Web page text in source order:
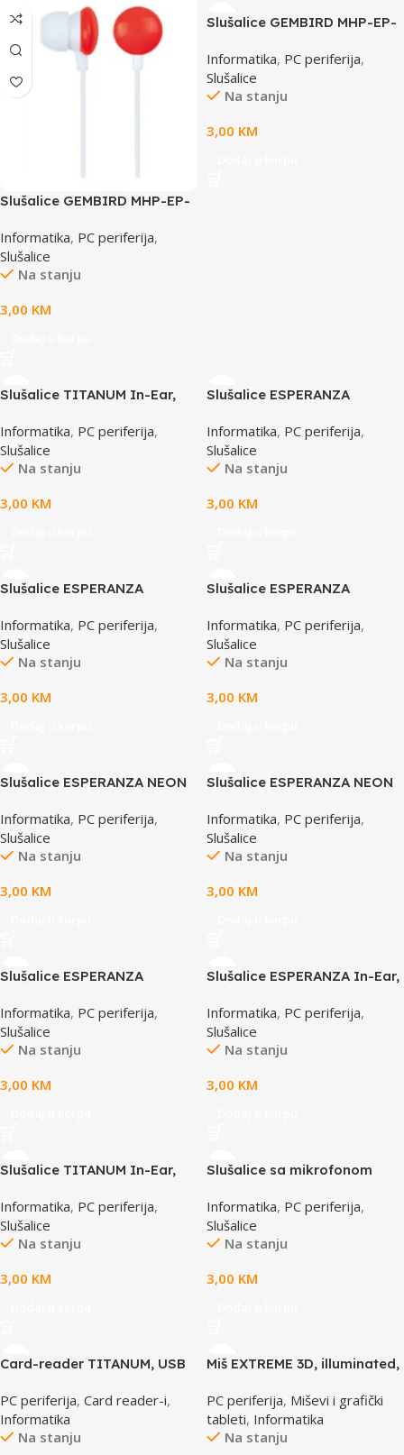
Slušalice GEMBIRD MHP-EP-
Informatika, PC periferija,
Slušalice
Na stanju
3,00 KM
Slušalice GEMBIRD MHP-EP-
Informatika, PC periferija,
Slušalice
Na stanju
3,00 KM
Slušalice TITANUM In-Ear,
Informatika, PC periferija,
Slušalice
Na stanju
3,00 KM
Slušalice ESPERANZA
dampening + Amplified
BASS, EH146K
Informatika, PC periferija,
Slušalice
Na stanju
3,00 KM
Slušalice ESPERANZA
dampening + Amplified
BASS, red, EH146R
Informatika, PC periferija,
Slušalice
Na stanju
3,00 KM
Slušalice ESPERANZA
dampening + Amplified
BASS, blue, EH146B
Informatika, PC periferija,
Slušalice
Na stanju
3,00 KM
Slušalice ESPERANZA NEON
black, 2x spare rubber pads
EH147K
Informatika, PC periferija,
Slušalice
Na stanju
3,00 KM
Slušalice ESPERANZA NEON
white, 2x spare rubber pads
EH147W
Informatika, PC periferija,
Slušalice
Na stanju
3,00 KM
Slušalice ESPERANZA
dampening + Amplified
BASS, green, EH146G
Informatika, PC periferija,
Slušalice
Na stanju
3,00 KM
Slušalice ESPERANZA In-Ear,
EH124
Informatika, PC periferija,
Slušalice
Na stanju
3,00 KM
Slušalice TITANUM In-Ear,
Informatika, PC periferija,
Slušalice
Na stanju
3,00 KM
Slušalice sa mikrofonom
Surpass universal black
Informatika, PC periferija,
Slušalice
Na stanju
3,00 KM
Card-reader TITANUM, USB
TA101K
PC periferija, Card reader-i,
Informatika
Na stanju
Miš EXTREME 3D, illuminated,
XM102K
PC periferija, Miševi i grafički
tableti, Informatika
Na stanju